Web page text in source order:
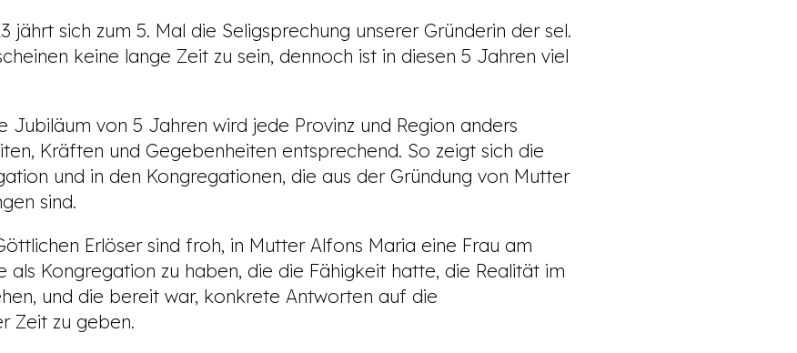
sich zum 5. Mal die Seligsprechung unserer Gründerin der sel.
keine lange Zeit zu sein, dennoch ist in diesen 5 Jahren viel
von 5 Jahren wird jede Provinz und Region anders
Kräften und Gegebenheiten entsprechend. So zeigt sich die
und in den Kongregationen, die aus der Gründung von Mutter
sind.
Erlöser sind froh, in Mutter Alfons Maria eine Frau am
als Kongregation zu haben, die die Fähigkeit hatte, die Realität im
und die bereit war, konkrete Antworten auf die
Zeit zu geben.